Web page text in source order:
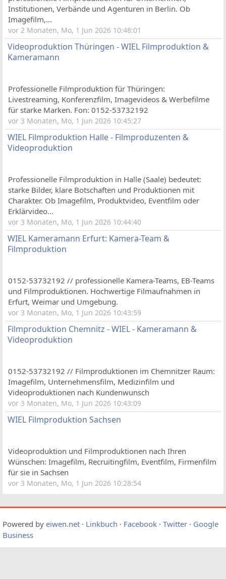
Institutionen, Verbände und Agenturen in Berlin. Ob
Imagefilm,...
vor 2 Monaten, Mo, 1 Jun 2026 10:48:01
Videoproduktion Thüringen - WIEL Filmproduktion &
Kameramann
Professionelle Filmproduktion für Thüringen:
Livestreaming, Konferenzfilm, Imagevideos & Werbefilme
für starke Marken. Fon: 0152-53732192
vor 3 Monaten, Mo, 1 Jun 2026 10:45:27
WIEL Filmproduktion Halle - Filmproduzenten &
Videoproduktion
Professionelle Filmproduktion in Halle (Saale) bedeutet:
starke Bilder, klare Botschaften und Produktionen mit
Charakter. Ob Imagefilm, Produktvideo, Eventfilm oder
Erklärvideo...
vor 3 Monaten, Mo, 1 Jun 2026 10:44:40
WIEL Kameramann Erfurt: Kamera-Team &
Filmproduktion
0152-53732192 // professionelle Kamera-Teams, EB-Teams
und Filmproduktionen. Hochwertige Filmaufnahmen in
Erfurt, Weimar und Umgebung.
vor 3 Monaten, Mo, 1 Jun 2026 10:43:59
Filmproduktion Chemnitz - WIEL - Kameramann &
Videoproduktion
0152-53732192 // Filmproduktionen im Chemnitzer Raum:
Imagefilm, Unternehmensfilm, Medizinfilm und
Videoproduktionen nach Kundenwunsch
vor 3 Monaten, Mo, 1 Jun 2026 10:43:09
WIEL Filmproduktion Sachsen
Videoproduktion und Filmproduktionen nach Ihren
Wünschen: Imagefilm, Recruitingfilm, Eventfilm, Firmenfilm
für sie in Sachsen
vor 3 Monaten, Mo, 1 Jun 2026 10:28:54
Powered by eiwen.net · Linkbuch · Facebook · Twitter · Google
Business